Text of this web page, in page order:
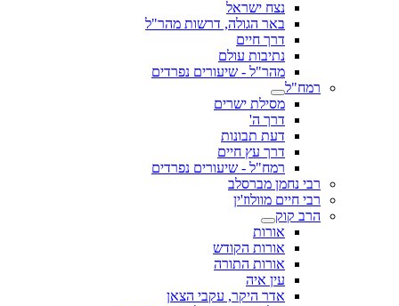
נצח ישראל
באר הגולה, דרשות מהר"ל
דרך חיים
נתיבות עולם
מהר"ל - שיעורים נפרדים
רמח"ל
מסילת ישרים
דרך ה'
דעת תבונות
דרך עץ חיים
רמח"ל - שיעורים נפרדים
רבי נחמן מברסלב
רבי חיים מוולוז'ין
הרב קוק
אורות
אורות הקודש
אורות התורה
עין איה
אדר היקר, עקבי הצאן